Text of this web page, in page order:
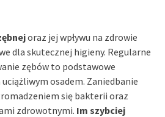
oraz jej wpływu na zdrowie
dla skutecznej higieny. Regularne
zębów to podstawowe
osadem. Zaniedbanie
się bakterii oraz
zdrowotnymi. Im szybciej